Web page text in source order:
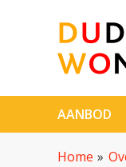
Naar hoofdinhoud
Naar
Naar zoeken
Naar de
AANBOD
Home